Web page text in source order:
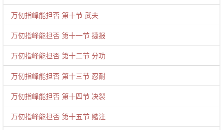
万仞指峰能担否 第十节 武夫
万仞指峰能担否 第十一节 捷报
万仞指峰能担否 第十二节 分功
万仞指峰能担否 第十三节 忍耐
万仞指峰能担否 第十四节 决裂
万仞指峰能担否 第十五节 赌注